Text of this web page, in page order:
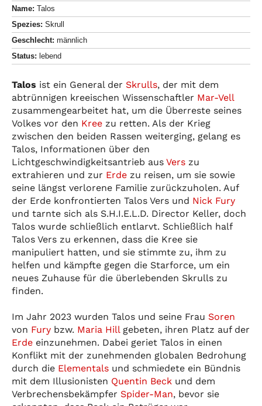
Name: Talos
Spezies: Skrull
Geschlecht: männlich
Status: lebend
Talos ist ein General der Skrulls, der mit dem
abtrünnigen kreeischen Wissenschaftler Mar-Vell
zusammengearbeitet hat, um die Überreste seines
Volkes vor den Kree zu retten. Als der Krieg
zwischen den beiden Rassen weiterging, gelang es
Talos, Informationen über den
Lichtgeschwindigkeitsantrieb aus Vers zu
extrahieren und zur Erde zu reisen, um sie sowie
seine längst verlorene Familie zurückzuholen. Auf
der Erde konfrontierten Talos Vers und Nick Fury
und tarnte sich als S.H.I.E.L.D. Director Keller, doch
Talos wurde schließlich entlarvt. Schließlich half
Talos Vers zu erkennen, dass die Kree sie
manipuliert hatten, und sie stimmte zu, ihm zu
helfen und kämpfte gegen die Starforce, um ein
neues Zuhause für die überlebenden Skrulls zu
finden.
Im Jahr 2023 wurden Talos und seine Frau Soren
von Fury bzw. Maria Hill gebeten, ihren Platz auf der
Erde einzunehmen. Dabei geriet Talos in einen
Konflikt mit der zunehmenden globalen Bedrohung
durch die Elementals und schmiedete ein Bündnis
mit dem Illusionisten Quentin Beck und dem
Verbrechensbekämpfer Spider-Man, bevor sie